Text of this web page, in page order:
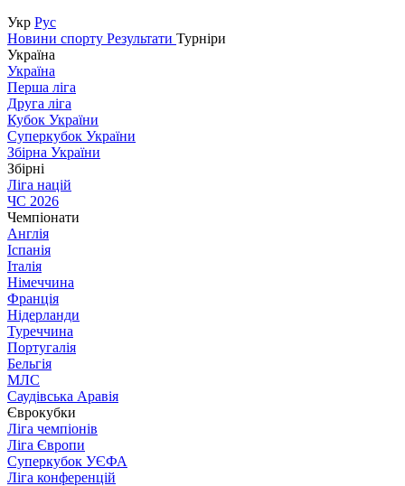
Укр Рус
Новини спорту Результати Турніри
Україна
Україна
Перша ліга
Друга ліга
Кубок України
Суперкубок України
Збірна України
Збірні
Ліга націй
ЧС 2026
Чемпіонати
Англія
Іспанія
Італія
Німеччина
Франція
Нідерланди
Туреччина
Португалія
Бельгія
МЛС
Саудівська Аравія
Єврокубки
Ліга чемпіонів
Ліга Європи
Суперкубок УЄФА
Ліга конференцій